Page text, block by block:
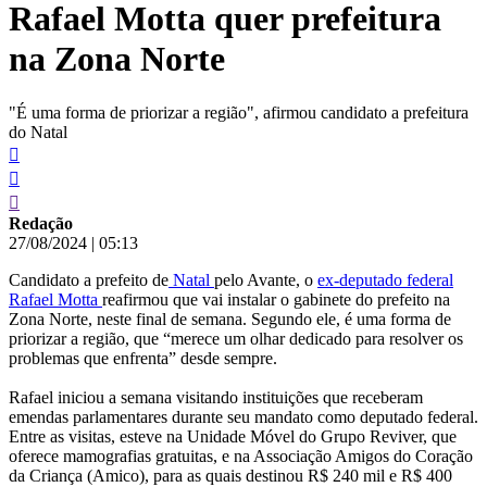
conteúdo
Rafael Motta quer prefeitura
na Zona Norte
"É uma forma de priorizar a região", afirmou candidato a prefeitura
do Natal
Redação
27/08/2024 | 05:13
Candidato a prefeito de Natal pelo Avante, o ex-deputado federal
Rafael Motta reafirmou que vai instalar o gabinete do prefeito na
Zona Norte, neste final de semana. Segundo ele, é uma forma de
priorizar a região, que “merece um olhar dedicado para resolver os
problemas que enfrenta” desde sempre.
Rafael iniciou a semana visitando instituições que receberam
emendas parlamentares durante seu mandato como deputado federal.
Entre as visitas, esteve na Unidade Móvel do Grupo Reviver, que
oferece mamografias gratuitas, e na Associação Amigos do Coração
da Criança (Amico), para as quais destinou R$ 240 mil e R$ 400